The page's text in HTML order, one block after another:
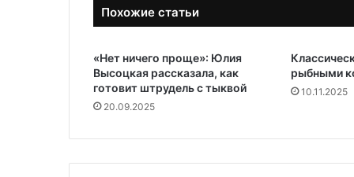
Похожие статьи
«Нет ничего проще»: Юлия
Высоцкая рассказала, как
готовит штрудель с тыквой
20.09.2025
рыбными
10.11.2025